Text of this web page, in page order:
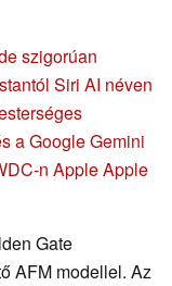
szigorúan
Siri AI néven
a Google Gemini
n Apple Apple
Gate
AFM modellel. Az